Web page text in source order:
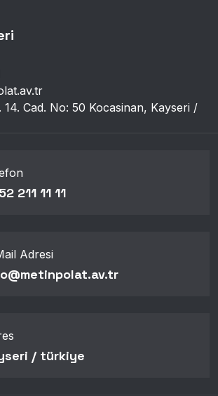
Cad. No: 50 Kocasinan, Kayseri /
211 11 11
Adresi
/ türki̇ye